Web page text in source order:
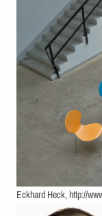
Eckhard Heck, http://